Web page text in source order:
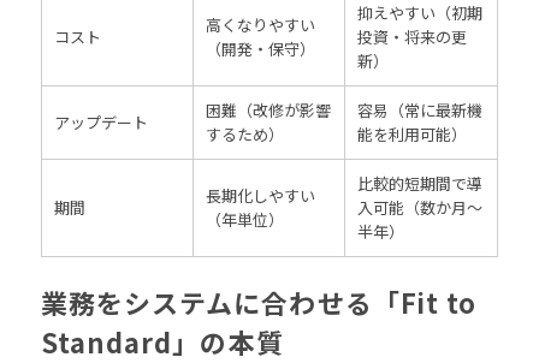
コスト
高くなりやすい
（開発・保守）
抑えやすい（初期
投資・将来の更
新）
アップデート
困難（改修が影響
するため）
容易（常に最新機
能を利用可能）
期間
長期化しやすい
（年単位）
比較的短期間で導
入可能（数か月～
半年）
業務をシステムに合わせる「Fit to
Standard」の本質